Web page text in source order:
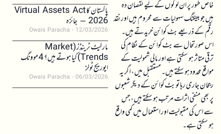
خاص طور پر ان لوگوں کے لیے نقصان دہ
ہیں جو بینکنگ سہولیات سے محروم ہیں اور نقد
رقم کے ذریعے بٹ کوائن خریدتے ہیں۔
اس صورتحال سے بٹ کوائن کے نظام کی
ترقی متاثر ہو سکتی ہے اور مالی شمولیت کے
مواقع محدود ہو سکتے ہیں۔ مستقبل میں، اگر یہ
رجحان جاری رہا تو بٹ کوائن کے دیگر شعبوں
پر بھی منفی اثرات مرتب ہو سکتے ہیں، جس
سے اس کی مقبولیت اور استعمال میں کمی واقع
ہو سکتی ہے۔
پاکستان کا Virtual Assets Act
2026 – جائزہ
Owais Paracha 12/03/2026
مارکیٹ ٹرینڈز (Market
Trends) کیا ہوتے ہیں؟ 4 موونگ
ایوریج ٹولز
Owais Paracha 06/03/2026